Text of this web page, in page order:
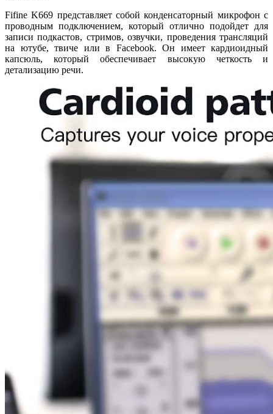
Fifine K669 представляет собой конденсаторный микрофон с
проводным подключением, который отлично подойдет для
записи подкастов, стримов, озвучки, проведения трансляций
на ютубе, твиче или в Facebook. Он имеет кардиоидный
капсюль, который обеспечивает высокую четкость и
детализацию речи.